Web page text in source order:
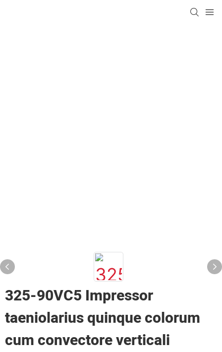
325-90VC5 Impressor
taeniolarius quinque colorum
cum convectore verticali